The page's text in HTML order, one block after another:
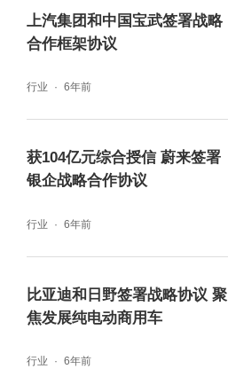
上汽集团和中国宝武签署战略
合作框架协议
行业 6年前
获104亿元综合授信 蔚来签署
银企战略合作协议
行业 6年前
比亚迪和日野签署战略协议 聚
焦发展纯电动商用车
行业 6年前